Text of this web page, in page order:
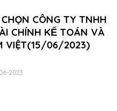
CÔNG TY TNHH
CHÍNH KẾ TOÁN VÀ
VIỆT(15/06/2023)
2023